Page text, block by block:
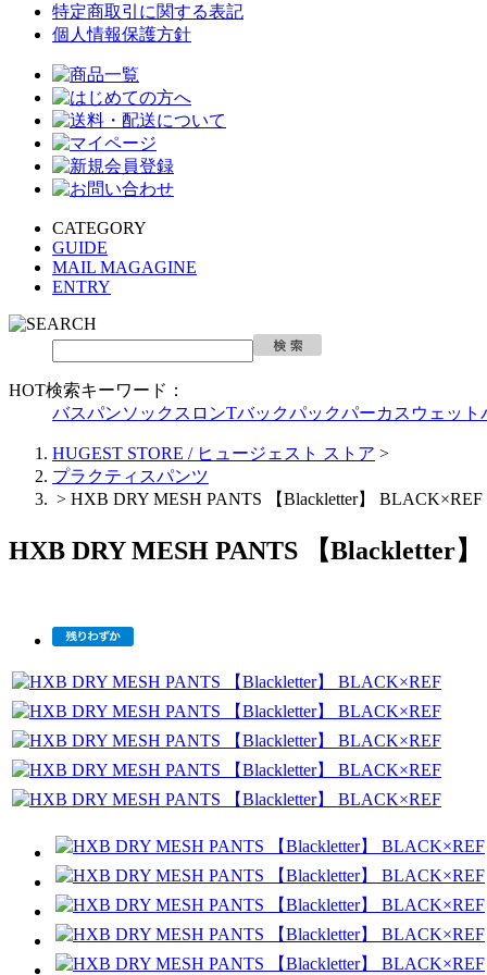
特定商取引に関する表記
個人情報保護方針
CATEGORY
GUIDE
MAIL MAGAGINE
ENTRY
HOT検索キーワード：
バスパンソックス ロンTバックパックパーカ スウェット
HUGEST STORE / ヒュージェスト ストア >
プラクティスパンツ
> HXB DRY MESH PANTS 【Blackletter】 BLACK×REF
HXB DRY MESH PANTS 【Blackletter